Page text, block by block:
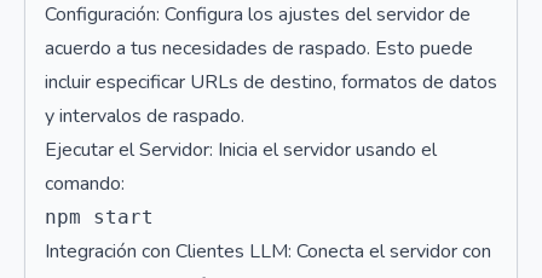
Configuración: Configura los ajustes del servidor de
acuerdo a tus necesidades de raspado. Esto puede
incluir especificar URLs de destino, formatos de datos
y intervalos de raspado.
Ejecutar el Servidor: Inicia el servidor usando el
comando:
Integración con Clientes LLM: Conecta el servidor con